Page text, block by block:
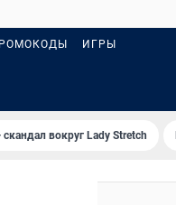
ИГРЫ
вокруг Lady Stretch